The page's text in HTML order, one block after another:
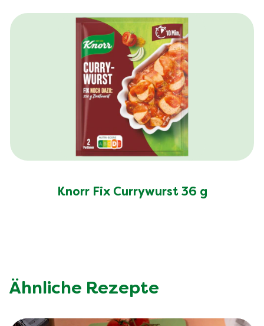
Knorr Fix Currywurst 36 g
Ähnliche Rezepte